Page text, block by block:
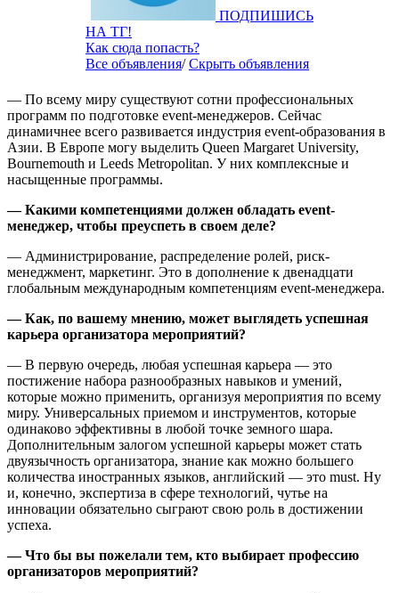
ПОДПИШИСЬ
НА ТГ!
Как сюда попасть?
Все объявления/Скрыть объявления
— По всему миру существуют сотни профессиональных
программ по подготовке event-менеджеров. Сейчас
динамичнее всего развивается индустрия event-образования в
Азии. В Европе могу выделить Queen Margaret University,
Bournemouth и Leeds Metropolitan. У них комплексные и
насыщенные программы.
— Какими компетенциями должен обладать event-
менеджер, чтобы преуспеть в своем деле?
— Администрирование, распределение ролей, риск-
менеджмент, маркетинг. Это в дополнение к двенадцати
глобальным международным компетенциям event-менеджера.
— Как, по вашему мнению, может выглядеть успешная
карьера организатора мероприятий?
— В первую очередь, любая успешная карьера — это
постижение набора разнообразных навыков и умений,
которые можно применить, организуя мероприятия по всему
миру. Универсальных приемом и инструментов, которые
одинаково эффективны в любой точке земного шара.
Дополнительным залогом успешной карьеры может стать
двуязычность организатора, знание как можно большего
количества иностранных языков, английский — это must. Ну
и, конечно, экспертиза в сфере технологий, чутье на
инновации обязательно сыграют свою роль в достижении
успеха.
— Что бы вы пожелали тем, кто выбирает профессию
организаторов мероприятий?